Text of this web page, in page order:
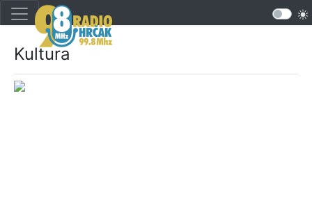
Kultura